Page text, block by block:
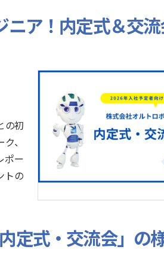
ア！内定式＆交
の初
、
ポー
トの
式・交流会」の